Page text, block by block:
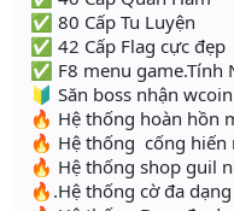
✅ 80 Cấp Tu Luyện
✅ 42 Cấp Flag cực đẹp
✅ F8 menu game.Tính
🔰 Săn boss nhận
🔥 Hệ thống hoàn hồn
🔥 Hệ thống cống hiến
🔥 Hệ thống shop guil
🔥.Hệ thống cờ đa dạng